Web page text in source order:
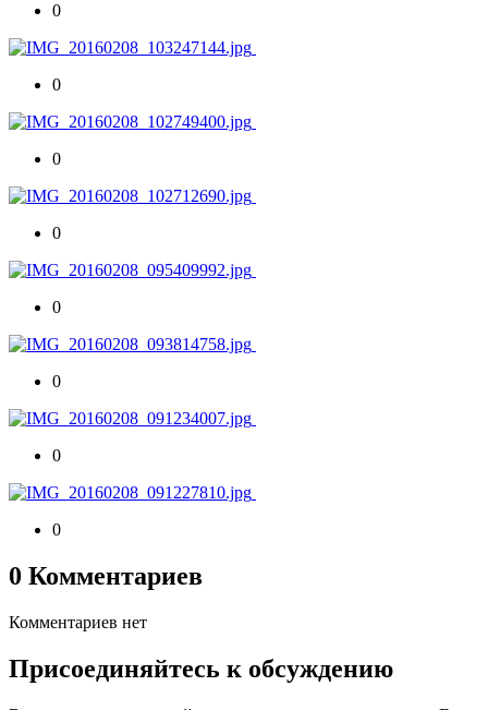
0
0
0
0
0
0
0
0
0 Комментариев
Комментариев нет
Присоединяйтесь к обсуждению